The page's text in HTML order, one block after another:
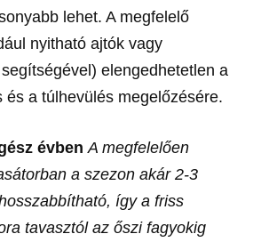
lehet. A megfelelő
nyitható ajtók vagy
elengedhetetlen a
és a túlhevülés megelőzésére.
évben A megfelelően
a szezon akár 2-3
így a friss
tavasztól az őszi fagyokig